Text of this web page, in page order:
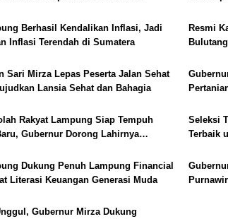
Berhasil Kendalikan Inflasi, Jadi
Inflasi Terendah di Sumatera
Resmi
Sari Mirza Lepas Peserta Jalan Sehat
Lansia Sehat dan Bahagia
Rakyat Lampung Siap Tempuh
Gubernur Dorong Lahirnya
Seleksi
Terbaik
Dukung Penuh Lampung Financial
Literasi Keuangan Generasi Muda
Gubernur Mirza Dukung